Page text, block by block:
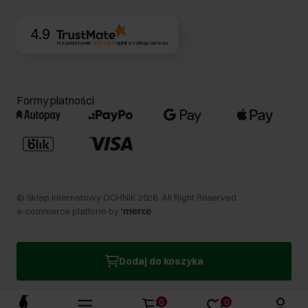
Dodaj do koszyka
4.9
Na podstawie 357 283 opinii z całego okresu
Formy płatności
© Sklep internetowy OCHNIK 2026 . All Right Reserved.
e-commerce platform by
0 0